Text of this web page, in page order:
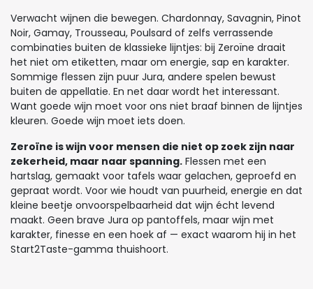
Verwacht wijnen die bewegen. Chardonnay, Savagnin, Pinot
Noir, Gamay, Trousseau, Poulsard of zelfs verrassende
combinaties buiten de klassieke lijntjes: bij Zeroïne draait
het niet om etiketten, maar om energie, sap en karakter.
Sommige flessen zijn puur Jura, andere spelen bewust
buiten de appellatie. En net daar wordt het interessant.
Want goede wijn moet voor ons niet braaf binnen de lijntjes
kleuren. Goede wijn moet iets doen.
Zeroïne is wijn voor mensen die niet op zoek zijn naar
zekerheid, maar naar spanning. Flessen met een
hartslag, gemaakt voor tafels waar gelachen, geproefd en
gepraat wordt. Voor wie houdt van puurheid, energie en dat
kleine beetje onvoorspelbaarheid dat wijn écht levend
maakt. Geen brave Jura op pantoffels, maar wijn met
karakter, finesse en een hoek af — exact waarom hij in het
Start2Taste-gamma thuishoort.